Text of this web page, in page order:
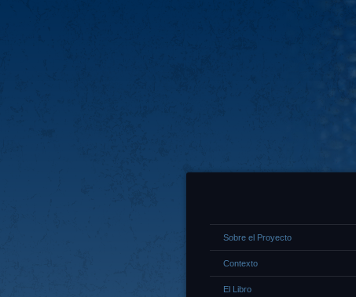
Sobre el Proyecto
Contexto
El Libro